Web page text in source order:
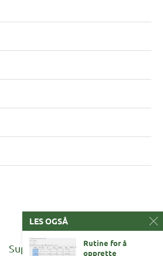
Support Undervisning
LES OGSÅ
Rutine for å
opprette